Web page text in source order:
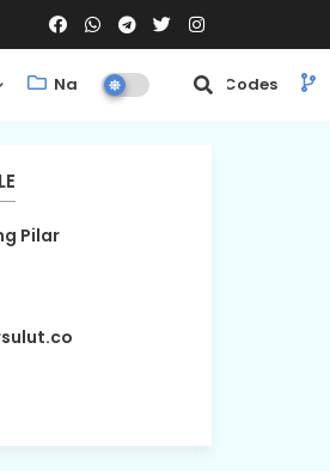
Nasional ShortCodes
Pilar